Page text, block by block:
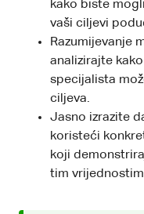
kako biste
vaši ciljevi
Razumijevanje
analizirajte
specijalista
ciljeva.
Jasno izrazite
koristeći
koji
tim